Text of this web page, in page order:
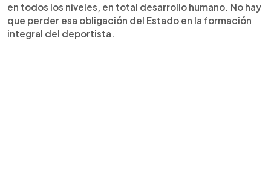
en todos los niveles, en total desarrollo humano. No hay
que perder esa obligación del Estado en la formación
integral del deportista.